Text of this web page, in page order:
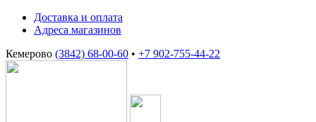
Доставка и оплата
Адреса магазинов
Кемерово (3842) 68-00-60 • +7 902-755-44-22